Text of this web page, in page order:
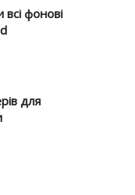
всі фонові
для